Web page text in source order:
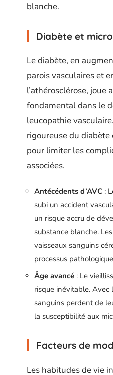
blanche.
Diabète et
Le diabète, en
parois vasculaires et
l’athérosclérose, joue
fondamental dans le
leucopathie
rigoureuse du
pour limiter les
associées.
Antécédents d’AVC :
subi un accident
un risque accru de
substance blanche.
vaisseaux sanguins
processus
Âge avancé : Le
risque inévitable. Avec
sanguins perdent de
la susceptibilité aux
Facteurs de
Les habitudes de vie